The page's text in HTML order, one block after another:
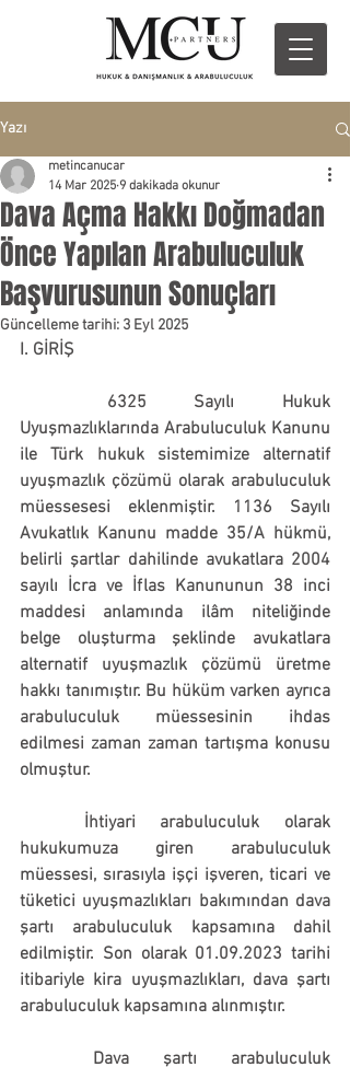
Yazı
Dava Açma Hakkı Doğmadan
Önce Yapılan Arabuluculuk
Başvurusunun Sonuçları
metincanucar
14 Mar 2025 9 dakikada okunur
Güncelleme tarihi: 3 Eyl 2025
I. GİRİŞ
Uyuşmazlıklarında Arabuluculuk Kanunu
ile Türk hukuk sistemimize alternatif
uyuşmazlık çözümü olarak arabuluculuk
müessesesi eklenmiştir. 1136 Sayılı
Avukatlık Kanunu madde 35/A hükmü,
belirli şartlar dahilinde avukatlara 2004
sayılı İcra ve İflas Kanununun 38 inci
maddesi anlamında ilâm niteliğinde
belge oluşturma şeklinde avukatlara
alternatif uyuşmazlık çözümü üretme
hakkı tanımıştır. Bu hüküm varken ayrıca
arabuluculuk müessesinin ihdas
edilmesi zaman zaman tartışma konusu
olmuştur.
hukukumuza giren arabuluculuk
müessesi, sırasıyla işçi işveren, ticari ve
tüketici uyuşmazlıkları bakımından dava
şartı arabuluculuk kapsamına dahil
edilmiştir. Son olarak 01.09.2023 tarihi
itibariyle kira uyuşmazlıkları, dava şartı
arabuluculuk kapsamına alınmıştır.